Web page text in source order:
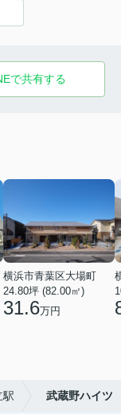
で共有する
横浜市青葉区大場町
24.80坪 (82.00㎡)
31.6万円
駅 武蔵野ハイツ